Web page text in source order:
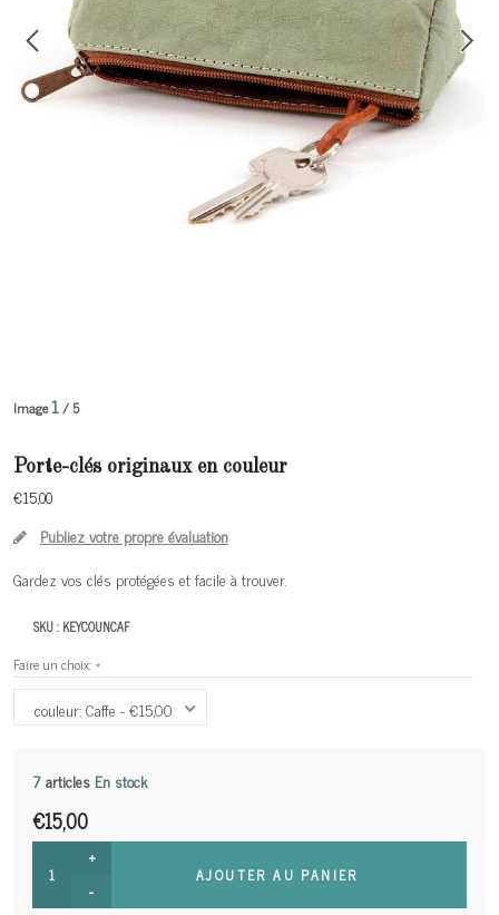
Image1/ 5
Porte-clés originaux en couleur
€15,00
Publiez votre propre évaluation
Gardez vos clés protégées et facile à trouver.
SKU : KEYCOUNCAF
Faire un choix: *
couleur: Caffe - €15,00
7articles En stock
€15,00
+
-
AJOUTER AU PANIER